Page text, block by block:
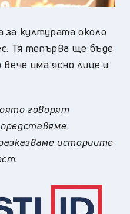
културата около
Тя тепърва ще бъде
има ясно лице и
говорят
историите